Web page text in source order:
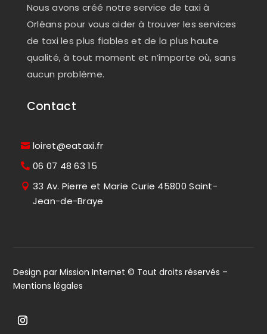
Nous avons créé notre service de taxi à
Orléans pour vous aider à trouver les services
de taxi les plus fiables et de la plus haute
qualité, à tout moment et n’importe où, sans
aucun problème.
Contact
loiret@eataxi.fr
06 07 48 63 15
33 Av. Pierre et Marie Curie 45800 Saint-
Jean-de-Braye
Design parMission Internet © Tout droits réservés –
Mentions légales